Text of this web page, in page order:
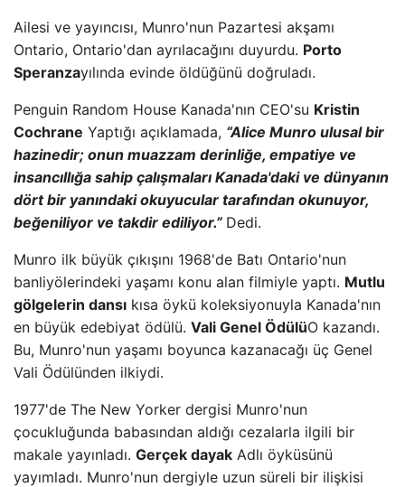
Ailesi ve yayıncısı, Munro'nun Pazartesi akşamı
Ontario, Ontario'dan ayrılacağını duyurdu. Porto
Speranzayılında evinde öldüğünü doğruladı.
Penguin Random House Kanada'nın CEO'su Kristin
Cochrane Yaptığı açıklamada, “Alice Munro ulusal bir
hazinedir; onun muazzam derinliğe, empatiye ve
insancıllığa sahip çalışmaları Kanada'daki ve dünyanın
dört bir yanındaki okuyucular tarafından okunuyor,
beğeniliyor ve takdir ediliyor.” Dedi.
Munro ilk büyük çıkışını 1968'de Batı Ontario'nun
banliyölerindeki yaşamı konu alan filmiyle yaptı. Mutlu
gölgelerin dansı kısa öykü koleksiyonuyla Kanada'nın
en büyük edebiyat ödülü. Vali Genel ÖdülüO kazandı.
Bu, Munro'nun yaşamı boyunca kazanacağı üç Genel
Vali Ödülünden ilkiydi.
1977'de The New Yorker dergisi Munro'nun
çocukluğunda babasından aldığı cezalarla ilgili bir
makale yayınladı. Gerçek dayak Adlı öyküsünü
yayımladı. Munro'nun dergiyle uzun süreli bir ilişkisi